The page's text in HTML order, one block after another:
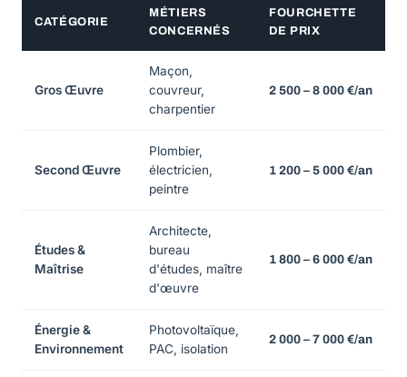
CATÉGORIE
MÉTIERS
CONCERNÉS
FOURCHETTE
DE PRIX
Gros Œuvre
Maçon,
couvreur,
charpentier
2 500 – 8 000 €/an
Second Œuvre
Plombier,
électricien,
peintre
1 200 – 5 000 €/an
Études &
Maîtrise
Architecte,
bureau
d'études, maître
d'œuvre
1 800 – 6 000 €/an
Énergie &
Environnement
Photovoltaïque,
PAC, isolation
2 000 – 7 000 €/an